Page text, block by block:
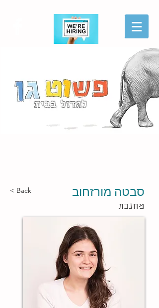
הגשת מועמדות
< Back סבטה מורזחוב
מחנכת